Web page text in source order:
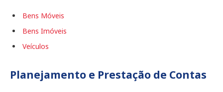
Bens Móveis
Bens Imóveis
Veículos
Planejamento e Prestação de Contas